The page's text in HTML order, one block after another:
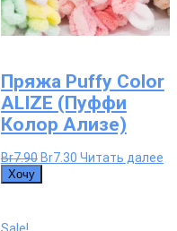
Пряжа Puffy Color
ALIZE (Пуффи
Колор Ализе)
Br7.90Первоначальная
цена
составляла
Br7.30Текущая
Читать далее
Хочу